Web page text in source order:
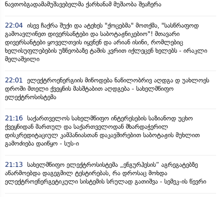
ნავთობგადამამუშავებელმა ქარხანამ მუშაობა შეაჩერა
22:04 ისევ ჩაქრა შუქი და ატეხეს "ქოცებმა" მოთქმა, "სასწრაფოდ
გამოავლინეთ დივერსანტები და საბოტაჟნიკებიო"! მთავარი
დივერსანტები ყოველთვის იყვნენ და არიან ისინი, რომლებიც
ხელისუფლებების უზნეობაზე ტაშის კვრით იქლეცენ ხელებს - ირაკლი
მელაშვილი
22:01 ელექტროენერგიის მიწოდება ნაწილობრივ აღდგა დ უახლოეს
დროში მთელი ქვეყნის მასშტაბით აღდგება - სახელმწიფო
ელექტროსისტემა
21:16 საქართველოს სახელმწიფო ინტერესების საზიანოდ უცხო
ქვეყნიდან მართულ და საქართველოდან მხარდაჭერილ
დისკრედიტაციულ კამპანიასთან დაკავშირებით საბოტაჟის მუხლით
გამოძიება დაიწყო - სუს-ი
21:13 სახელმწიფო ელექტროსისტემა „ენგურჰესის“ აგრეგატებზე
აწარმოებდა დაგეგმილ ტესტირებას, რა დროსაც მოხდა
ელექტროენერგეტიკული სისტემის სრულად გათიშვა - სემეკ-ის წევრი